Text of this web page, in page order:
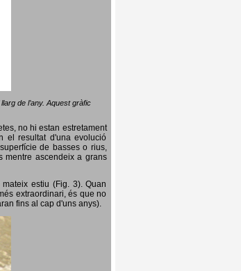
de l’any. Aquest gràfic
no hi estan estretament
el resultat d'una evolució
de basses o rius,
mentre ascendeix a grans
estiu (Fig. 3). Quan
extraordinari, és que no
fins al cap d'uns anys).